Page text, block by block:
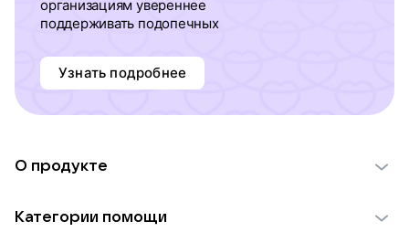
организациям увереннее
поддерживать подопечных
Узнать подробнее
О продукте
Категории помощи